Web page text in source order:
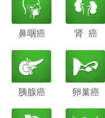
鼻咽癌 胆管癌肾 癌
胰腺癌 鳞癌
卵巢癌